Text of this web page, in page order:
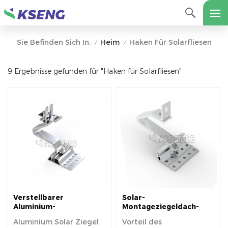
Sie Befinden Sich In: / Heim / Haken Für Solarfliesen
9 Ergebnisse gefunden für "Haken für Solarfliesen"
Verstellbarer
Aluminium-
für Europa
Aluminium Solar Ziegel
Solar-
Montageziegeldach-
Aluminiumlegierung
Vorteil des